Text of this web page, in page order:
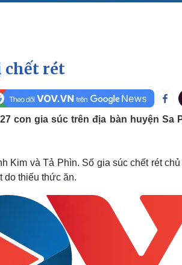
thao
Thế giới thể thao
trường
Ô tô - Xe máy
Tư vấn
Sân khấu - Điện ảnh
học
Âm nhạc
Nghệ sĩ
Thời trang
Sao Việt
chết rét
con gia súc trên địa bàn huyện Sa
Kim và Tả Phìn. Số gia súc chết rét
do thiếu thức ăn.